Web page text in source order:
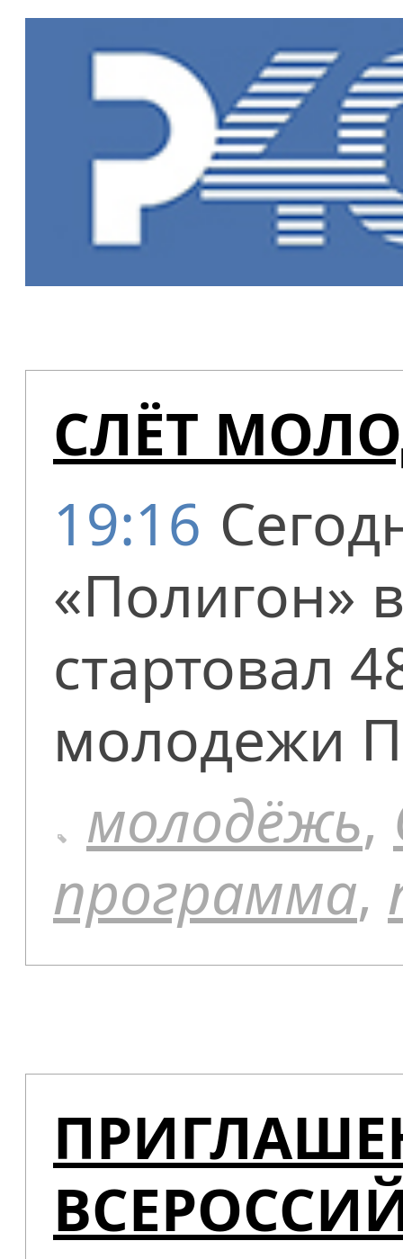
Главная»
Новости
СЛЁТ
19:16
«Полигон»
стартовал
молодежи
молодёжь,
программа,